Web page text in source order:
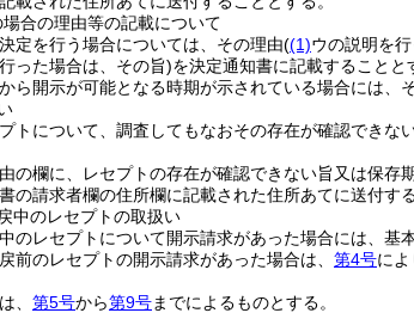
合の理由等の記載について
定を行う場合については、その理由((1)ウの説明を
った場合は、その旨)を決定通知書に記載することと
ら開示が可能となる時期が示されている場合には、
トについて、調査してもなおその存在が確認でき
の欄に、レセプトの存在が確認できない旨又は保存
の請求者欄の住所欄に記載された住所あてに送付す
中のレセプトの取扱い
のレセプトについて開示請求があった場合には、
前のレセプトの開示請求があった場合は、 第4号に
、 第5号から第9号までによるものとする。